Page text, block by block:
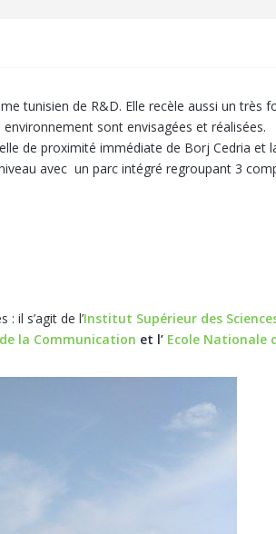
tunisien de R&D. Elle recèle aussi un
sont envisagées et réalisées.
de proximité immédiate de Borj Cedria
avec un parc intégré regroupant 3
il s’agit de l’Institut Supérieur des
la Communication et l’ Ecole Nationale